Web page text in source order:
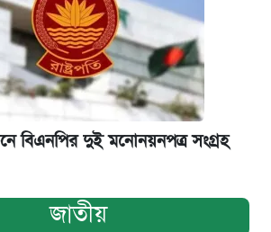
বিএনপির দুই মনোনয়নপত্র সংগ্রহ
জাতীয়